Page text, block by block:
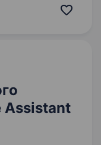
Assistant